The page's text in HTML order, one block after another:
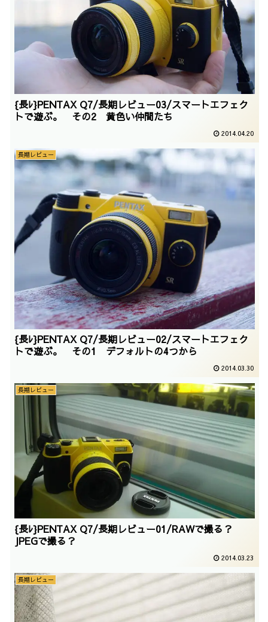
{長ﾚ}PENTAX Q7/長期レビュー03/スマートエフェク
トで遊ぶ。 その2 黄色い仲間たち
2014.04.20
長期レビュー
{長ﾚ}PENTAX Q7/長期レビュー02/スマートエフェク
トで遊ぶ。 その1 デフォルトの4つから
2014.03.30
長期レビュー
{長ﾚ}PENTAX Q7/長期レビュー01/RAWで撮る？
JPEGで撮る？
2014.03.23
長期レビュー